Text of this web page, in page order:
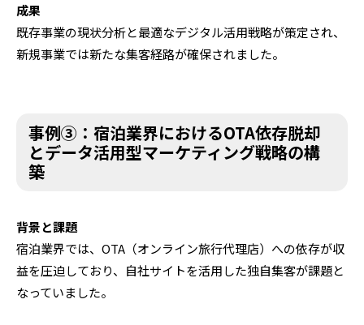
成果
既存事業の現状分析と最適なデジタル活用戦略が策定され、
新規事業では新たな集客経路が確保されました。
事例③：宿泊業界におけるOTA依存脱却
とデータ活用型マーケティング戦略の構
築
背景と課題
宿泊業界では、OTA（オンライン旅行代理店）への依存が収
益を圧迫しており、自社サイトを活用した独自集客が課題と
なっていました。